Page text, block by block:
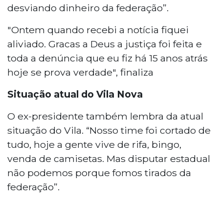
desviando dinheiro da federação”.
"Ontem quando recebi a notícia fiquei
aliviado. Gracas a Deus a justiça foi feita e
toda a denúncia que eu fiz há 15 anos atrás
hoje se prova verdade", finaliza
Situação atual do Vila Nova
O ex-presidente também lembra da atual
situação do Vila. “Nosso time foi cortado de
tudo, hoje a gente vive de rifa, bingo,
venda de camisetas. Mas disputar estadual
não podemos porque fomos tirados da
federação”.